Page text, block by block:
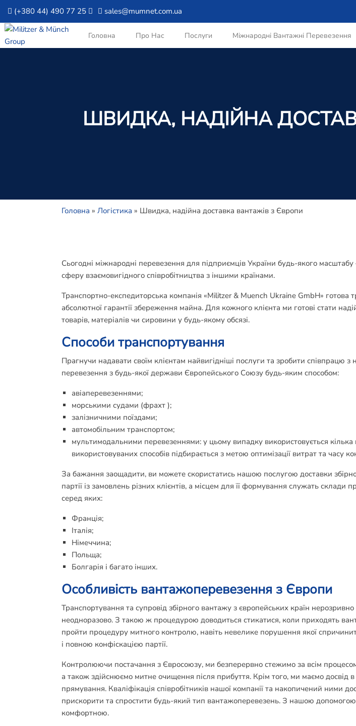
(+380 44) 490 77 25 sales@mumnet.com.ua
Головна
Про Нас Послуги Міжнародні Вантажні Перевезення
ШВИДКА, НАДІЙНА
Головна » Логістика » Швидка, надійна доставка вантажів з Європи
Сьогодні міжнародні перевезення для підприємців України будь-якого
сферу взаємовигідного співробітництва з іншими країнами.
Транспортно-експедиторська компанія «Militzer & Muench Ukraine GmbH» готова
абсолютної гарантії збереження майна. Для кожного клієнта ми готові стати
товарів, матеріалів чи сировини у будь-якому обсязі.
Способи транспортування
Прагнучи надавати своїм клієнтам найвигідніші послуги та зробити
перевезення з будь-якої держави Європейського Союзу будь-яким способом:
авіаперевезеннями;
морськими судами (фрахт );
залізничними поїздами;
автомобільним транспортом;
мультимодальними перевезеннями: у цьому випадку використовується
використовуваних способів підбирається з метою оптимізації витрат та часу
За бажання заощадити, ви можете скористатись нашою послугою доставки
партії із замовлень різних клієнтів, а місцем для її формування служать
серед яких:
Франція;
Італія;
Німеччина;
Польща;
Болгарія і багато інших.
Особливість вантажоперевезення з Європи
Транспортування та супровід збірного вантажу з європейських країн нерозривно
неодноразово. З такою ж процедурою доводиться стикатися, коли приходять
пройти процедуру митного контролю, навіть невелике порушення якої
і повною конфіскацією партії.
Контролюючи постачання з Євросоюзу, ми безперервно стежимо за всім
а також здійснюємо митне очищення після прибуття. Крім того, ми маємо досвід
прямування. Кваліфікація співробітників нашої компанії та накопичений ними
прискорити та спростити будь-який тип вантажоперевезень. З нашою
комфортною.